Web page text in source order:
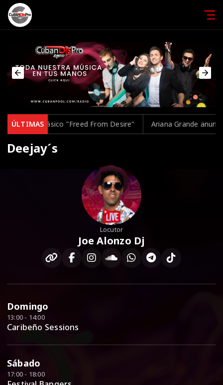
ÚLTIMAS
el clásico "Freed From Desire" Ariana Grande anuncia
Deejay´s
Locutor
Joe Alonzo Dj
Domingo
13:00 - 14:00
Caribeño Sessions
Sábado
17:00 - 18:00